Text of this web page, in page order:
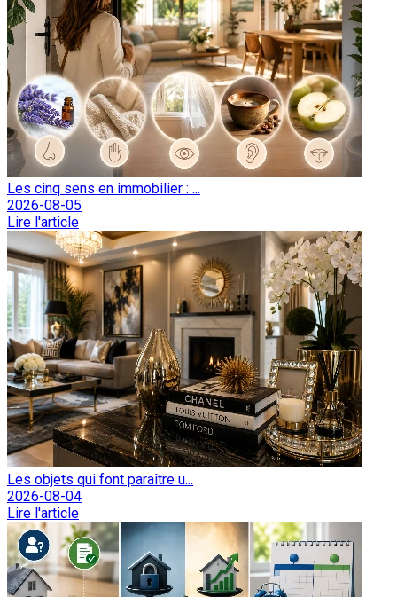
Les cinq sens en immobilier : ...
2026-08-05
Lire l'article
Les objets qui font paraître u...
2026-08-04
Lire l'article